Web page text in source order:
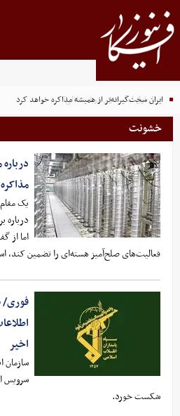
ایران سخت‌گیرانه‌تر از همیشه مذاکره خواهد کرد
خشونت
یک مقام
درباره
اما از
فعالیت‌های صلح‌آمیز هسته‌ای را تضمین کند،
فوری/
اخیر
سرویس
شکست خورد.